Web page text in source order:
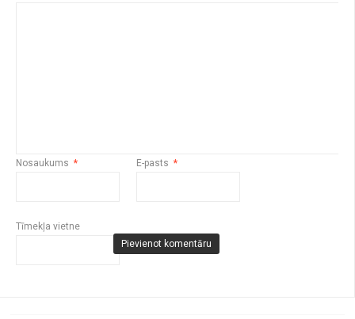
Nosaukums * E-pasts *
Tīmekļa vietne